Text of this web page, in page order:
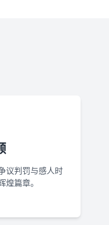
议判罚与感人时
煌篇章。